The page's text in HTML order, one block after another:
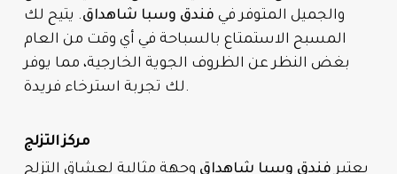
والجميل المتوفر في فندق وسبا شاهداق. يتيح لك
المسبح الاستمتاع بالسباحة في أي وقت من العام
بغض النظر عن الظروف الجوية الخارجية، مما يوفر
لك تجربة استرخاء فريدة.
مركز التزلج
يعتبرفندق وسبا شاهداق وجهة مثالية لعشاق التزلج